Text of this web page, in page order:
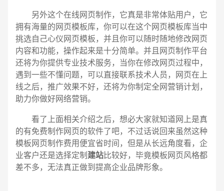
另外这个在线网页制作，它真是非常体贴用户，它
拥有海量的网页模板库，你可以在这个网页模板库当中
挑选自己心仪网页模板，并且你可以随时随地修改网页
内容和功能，操作起来是十分简单。并且网页制作平台
还将为你提供专业技术服务，当你在修改网页过程中，
遇到一些不懂问题，可以直接联系技术人员，网页在上
线之后，推广效果不好，还将为你制定全网营销计划，
助力你做好网络营销。
看了上面相关介绍之后，想必大家就知道网上是真
的有免费制作网页的软件了吧，不过话说回来虽然这种
模板网页制作费用便宜省时间，但是从长远角度看，企
业客户还是选择定制 建站比较好，毕竟模板网页风格都
差不多，无法真正做到提高企业品牌形象。